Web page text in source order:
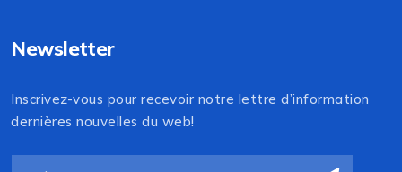
Newsletter
Inscrivez-vous pour recevoir notre lettre d’information
dernières nouvelles du web!